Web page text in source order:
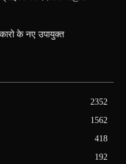
के नए उपायुक्त
2352
1562
418
192